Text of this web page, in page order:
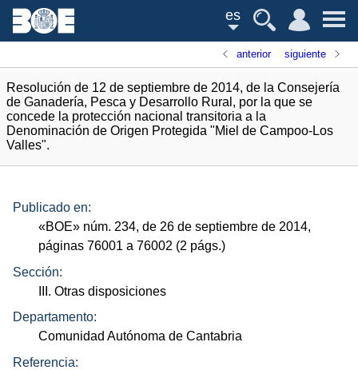
es
anterior siguiente
Resolución de 12 de septiembre de 2014, de la Consejería
de Ganadería, Pesca y Desarrollo Rural, por la que se
concede la protección nacional transitoria a la
Denominación de Origen Protegida "Miel de Campoo-Los
Valles".
Publicado en:
«BOE» núm. 234, de 26 de septiembre de 2014,
páginas 76001 a 76002 (2 págs.)
Sección:
III. Otras disposiciones
Departamento:
Comunidad Autónoma de Cantabria
Referencia: